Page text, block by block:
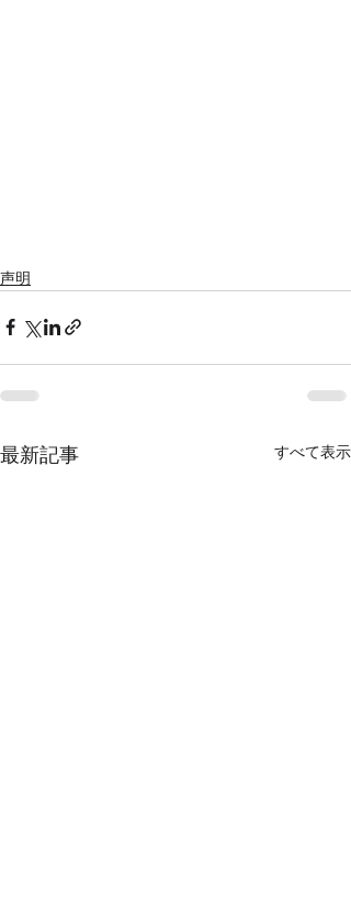
声明
最新記事 すべて表示